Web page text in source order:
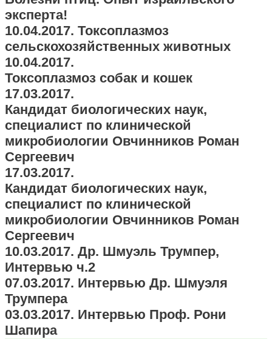
эксперта!
10.04.2017. Токсоплазмоз
сельскохозяйственных животных
10.04.2017.
Токсоплазмоз собак и кошек
17.03.2017.
Кандидат биологических наук,
специалист по клинической
микробиологии Овчинников Роман
Сергеевич
17.03.2017.
Кандидат биологических наук,
специалист по клинической
микробиологии Овчинников Роман
Сергеевич
10.03.2017. Др. Шмуэль Трумпер,
Интервью ч.2
07.03.2017. Интервью Др. Шмуэля
Трумпера
03.03.2017. Интервью Проф. Рони
Шапира